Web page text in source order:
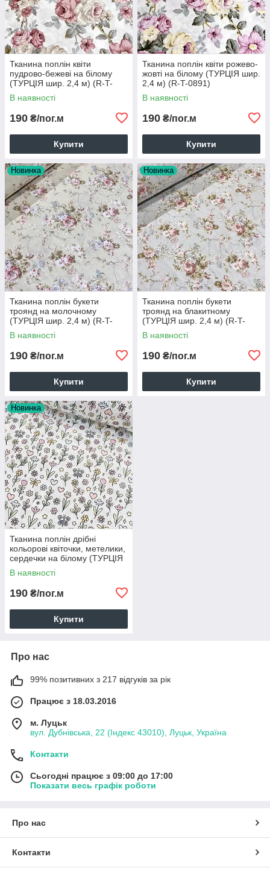
Тканина поплін квіти
пудрово-бежеві на білому
(ТУРЦІЯ шир. 2,4 м) (R-T-
0892)
В наявності
190 ₴/пог.м
Купити
Тканина поплін квіти рожево-
жовті на білому (ТУРЦІЯ шир.
2,4 м) (R-T-0891)
В наявності
190 ₴/пог.м
Купити
Новинка
Тканина поплін букети
троянд на молочному
(ТУРЦІЯ шир. 2,4 м) (R-T-
0890)
В наявності
190 ₴/пог.м
Купити
Новинка
Тканина поплін букети
троянд на блакитному
(ТУРЦІЯ шир. 2,4 м) (R-T-
0887)
В наявності
190 ₴/пог.м
Купити
Новинка
Тканина поплін дрібні
кольорові квіточки, метелики,
сердечки на білому (ТУРЦІЯ
шир. 2,4 м) (R-T-0879)
В наявності
190 ₴/пог.м
Купити
Про нас
99% позитивних з 217 відгуків за рік
Працює з 18.03.2016
м. Луцьк
вул. Дубнівська, 22 (Індекс 43010), Луцьк, Україна
Контакти
Сьогодні працює з 09:00 до 17:00
Показати весь графік роботи
Про нас
Контакти